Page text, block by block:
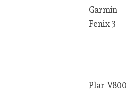
Garmin
Fenix 3
Plar V800